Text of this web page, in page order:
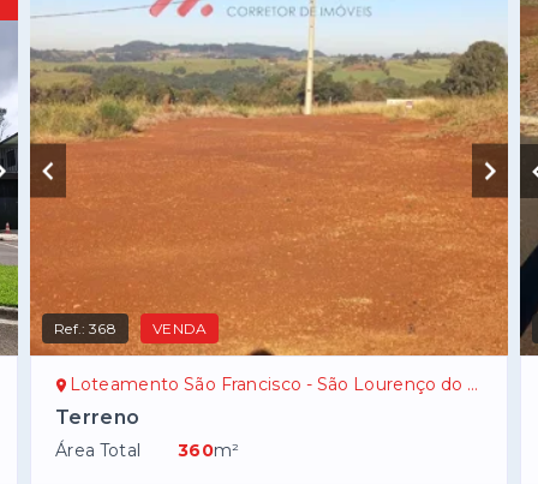
Ref.:368 VENDA
Loteamento São Francisco - São Lourenço do Oeste/SC
Terreno
Área Total 360m²